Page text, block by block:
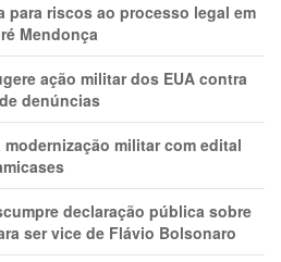
para riscos ao processo legal em
Mendonça
ação militar dos EUA contra
denúncias
militar com edital
declaração pública sobre
ser vice de Flávio Bolsonaro